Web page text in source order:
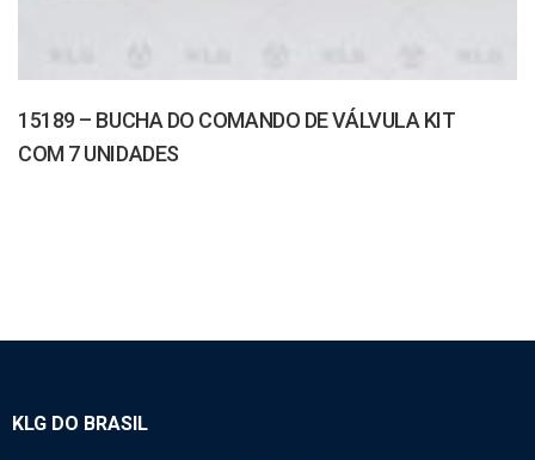
15189 – BUCHA DO COMANDO DE VÁLVULA KIT
COM 7 UNIDADES
KLG DO BRASIL